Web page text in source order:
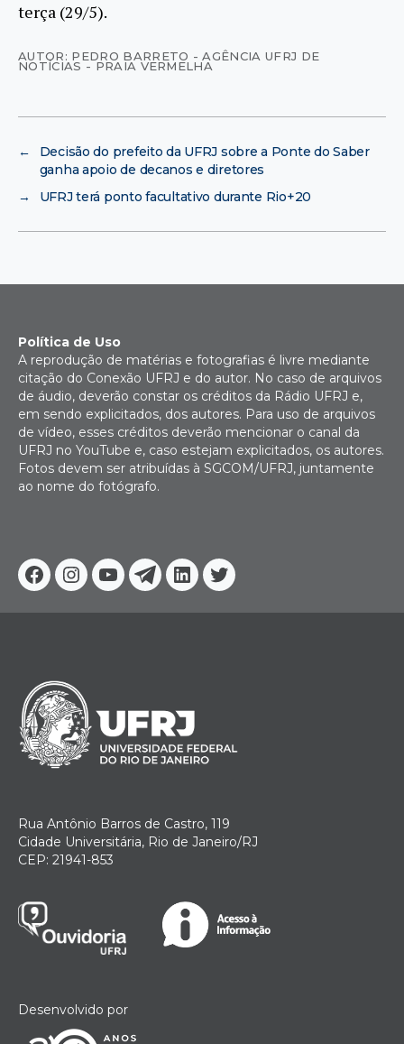
terça (29/5).
AUTOR: PEDRO BARRETO - AGÊNCIA UFRJ DE
NOTÍCIAS - PRAIA VERMELHA
←
Decisão do prefeito da UFRJ sobre a Ponte do Saber
ganha apoio de decanos e diretores
→
UFRJ terá ponto facultativo durante Rio+20
Facebook
Instagram
YoutubeTelegram
Linkedin
Twitter
Política de Uso
A reprodução de matérias e fotografias é livre mediante
citação do Conexão UFRJ e do autor. No caso de arquivos
de áudio, deverão constar os créditos da Rádio UFRJ e,
em sendo explicitados, dos autores. Para uso de arquivos
de vídeo, esses créditos deverão mencionar o canal da
UFRJ no YouTube e, caso estejam explicitados, os autores.
Fotos devem ser atribuídas à SGCOM/UFRJ, juntamente
ao nome do fotógrafo.
Rua Antônio Barros de Castro, 119
Cidade Universitária, Rio de Janeiro/RJ
CEP: 21941-853
Desenvolvido por